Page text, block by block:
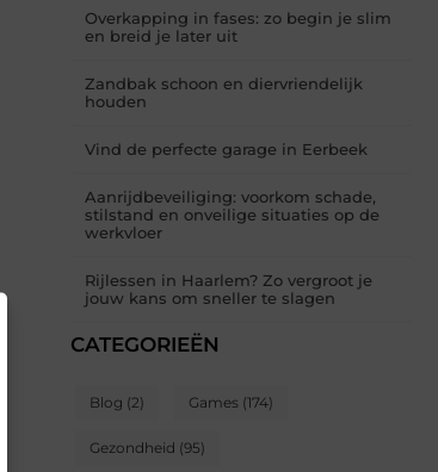
Overkapping in fases: zo begin je slim
en breid je later uit
Zandbak schoon en diervriendelijk
houden
Vind de perfecte garage in Eerbeek
Aanrijdbeveiliging: voorkom schade,
stilstand en onveilige situaties op de
werkvloer
Rijlessen in Haarlem? Zo vergroot je
jouw kans om sneller te slagen
CATEGORIEËN
Blog (2) Games (174)
Gezondheid (95)